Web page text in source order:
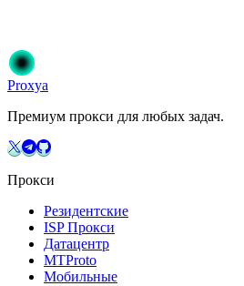
Начать
Proxya
Премиум прокси для любых задач.
Прокси
Резидентские
ISP Прокси
Датацентр
MTProto
Мобильные